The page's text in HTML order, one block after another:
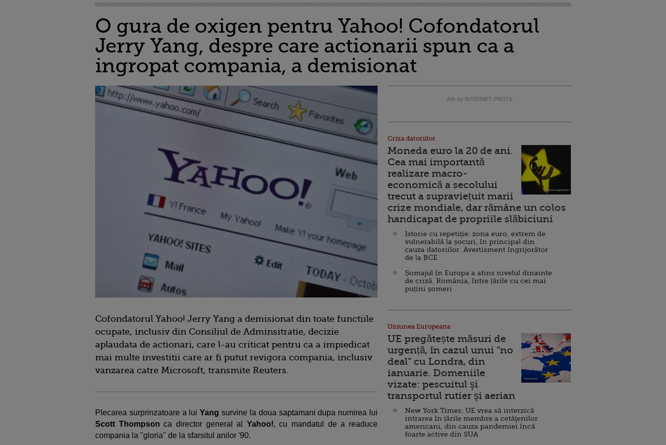
O gura de oxigen pentru Yahoo! Cofondatorul
Jerry Yang, despre care actionarii spun ca a
ingropat compania, a demisionat
Cofondatorul Yahoo! Jerry Yang a demisionat din toate functiile
ocupate, inclusiv din Consiliul de Adminsitratie, decizie
aplaudata de actionari, care l-au criticat pentru ca a impiedicat
mai multe investitii care ar fi putut revigora compania, inclusiv
vanzarea catre Microsoft, transmite Reuters.
Plecarea surprinzatoare a luiYang survine la doua saptamani dupa numirea lui
Scott Thompson ca director general al Yahoo!, cu mandatul de a readuce
compania la "gloria" de la sfarsitul anilor '90.
Ads by INTERNET PROTV
Criza datoriilor
Moneda euro la 20 de ani.
Cea mai importantă
realizare macro-
economică a secolului
trecut a supraviețuit marii
crize mondiale, dar rămâne un colos
handicapat de propriile slăbiciuni
Istorie cu repetiție: zona euro, extrem de
vulnerabilă la șocuri, în principal din
cauza datoriilor. Avertisment îngrijorător
de la BCE
Șomajul în Europa a atins nivelul dinainte
de criză. România, între țările cu cei mai
puțini șomeri
Uniunea Europeana
UE pregătește măsuri de
urgență, în cazul unui ”no
deal” cu Londra, din
ianuarie. Domeniile
vizate: pescuitul şi
transportul rutier şi aerian
New York Times: UE vrea să interzică
intrarea în țările membre a cetăţenilor
americani, din cauza pandemiei încă
foarte active din SUA